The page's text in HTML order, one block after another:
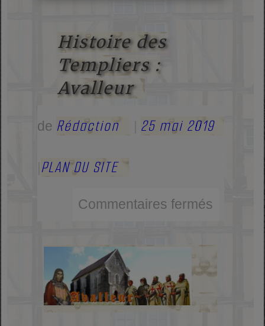
Histoire des
Templiers :
Avalleur
de Rédaction 25 mai 2019
PLAN DU SITE
Commentaires fermés